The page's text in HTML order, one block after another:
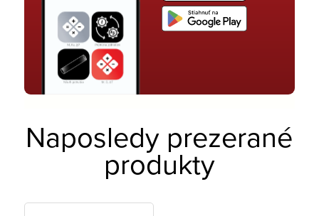
Naposledy prezerané
produkty